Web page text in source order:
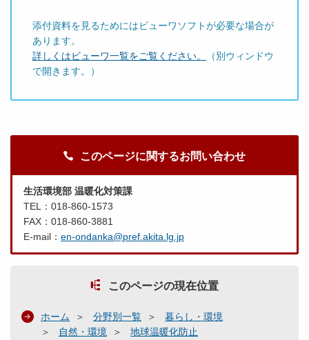
添付資料を見るためにはビューワソフトが必要な場合が
あります。
詳しくはビューワ一覧をご覧ください。
（別ウィンドウ
で開きます。）
このページに関するお問い合わせ
生活環境部 温暖化対策課
TEL：018-860-1573
FAX：018-860-3881
E-mail： en-ondanka@pref.akita.lg.jp
このページの現在位置
ホーム 分野別一覧
暮らし・環境
自然・環境
地球温暖化防止